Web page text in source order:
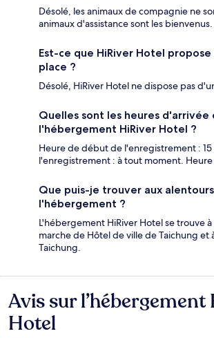
Désolé, les animaux de compagnie ne
animaux d'assistance sont les bienvenus.
Est-ce que HiRiver Hotel propose
place ?
Désolé, HiRiver Hotel ne dispose pas
Quelles sont les heures
l'hébergement HiRiver Hotel ?
Heure de début de l'enregistrement :
l'enregistrement : à tout moment.
Que puis-je trouver aux
l'hébergement ?
L'hébergement HiRiver Hotel se trouve
marche de Hôtel de ville de Taichung et
Taichung.
Avis
Avis sur l’hébergement
Hotel